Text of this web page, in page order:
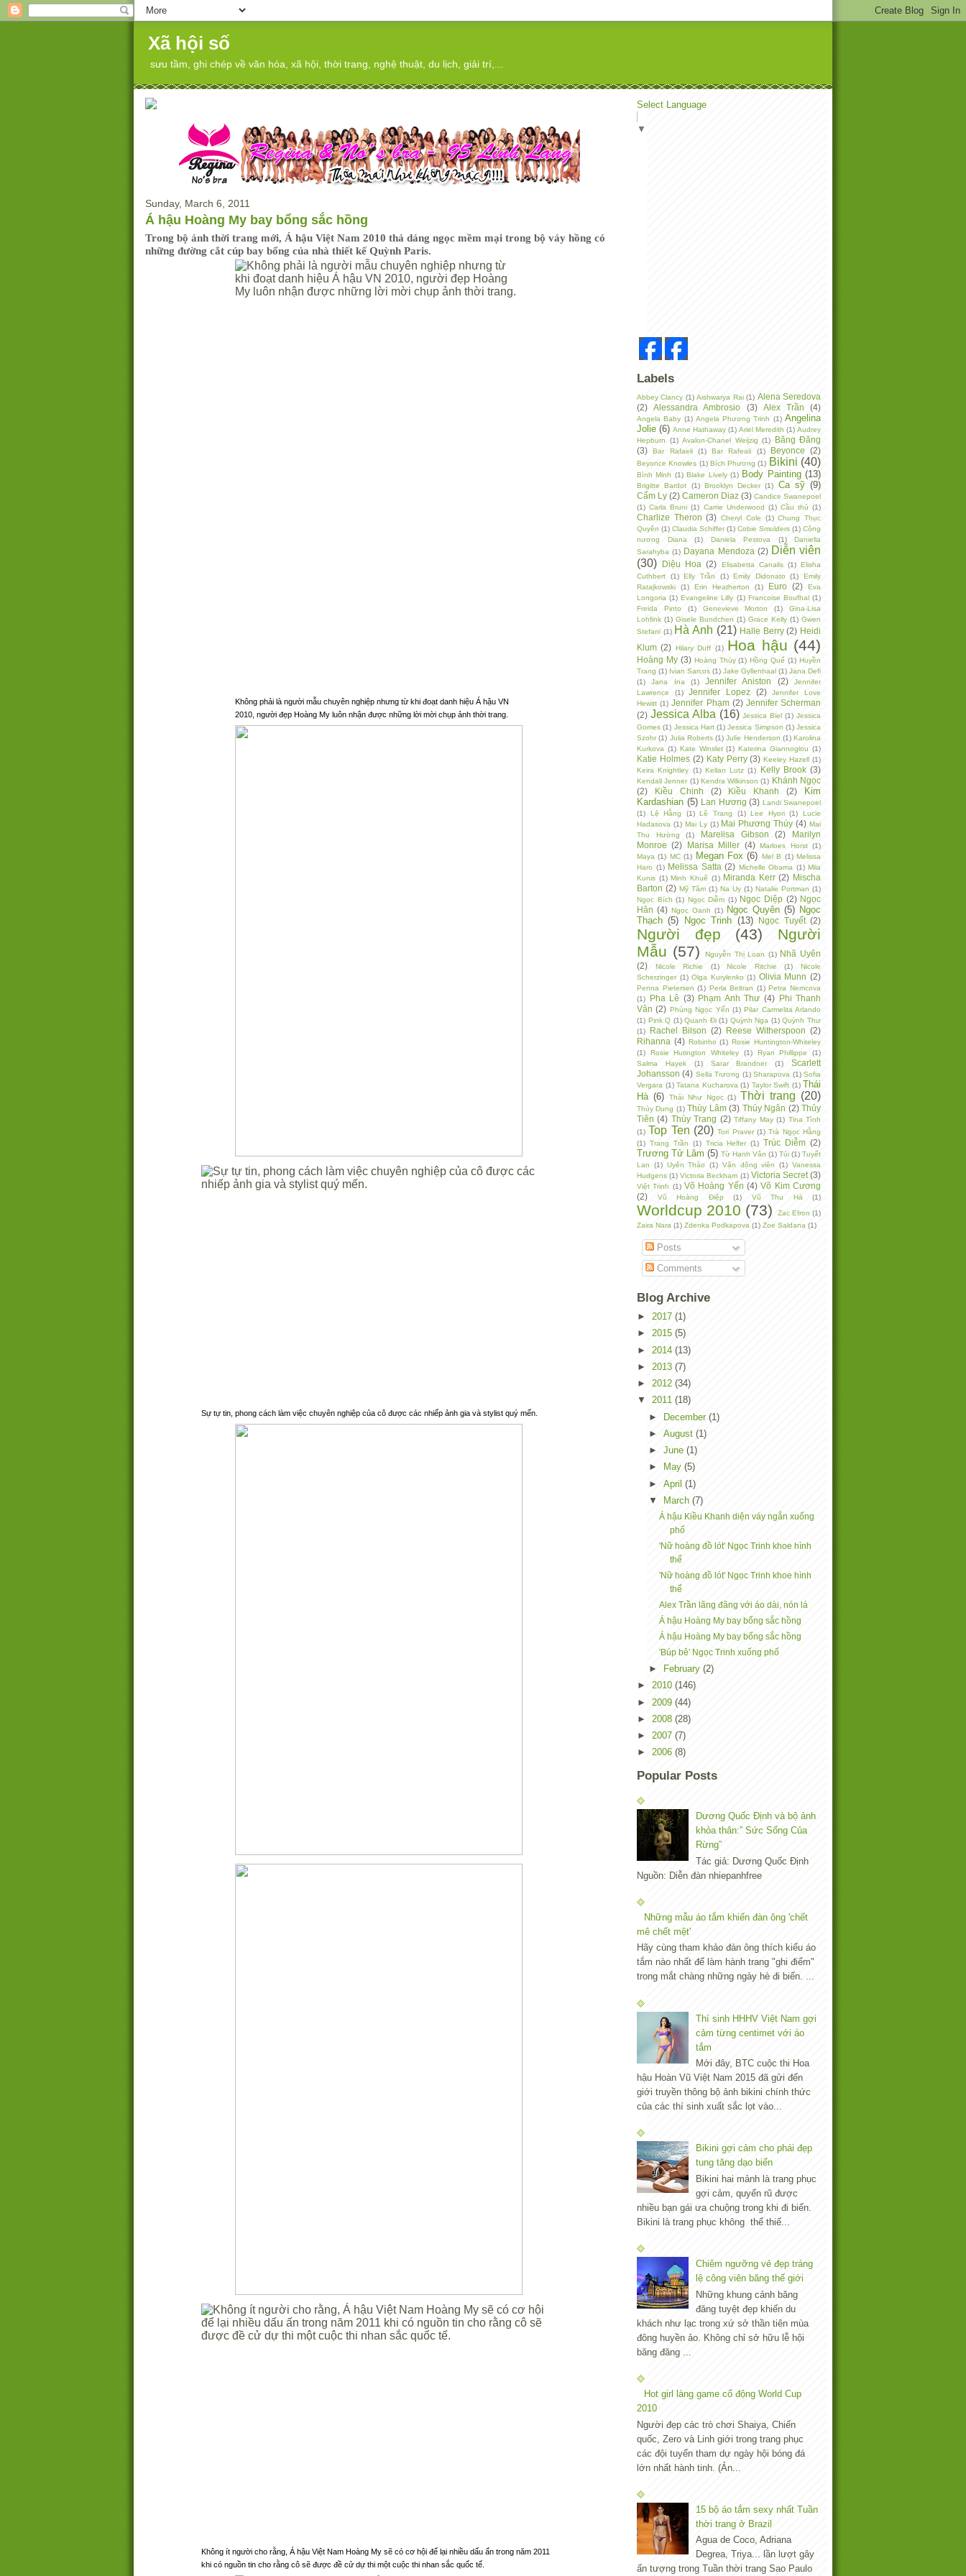
Xã hội số
sưu tầm, ghi chép về văn hóa, xã hội, thời trang, nghệ thuật, du lịch, giải trí,...
Sunday, March 6, 2011
Á hậu Hoàng My bay bổng sắc hồng
Trong bộ ảnh thời trang mới, Á hậu Việt Nam 2010 thả dáng ngọc mềm mại trong bộ váy hồng có
những đường cắt cúp bay bổng của nhà thiết kế Quỳnh Paris.
Không phải là người mẫu chuyên nghiệp nhưng từ khi đoạt danh hiệu Á hậu VN
2010, người đẹp Hoàng My luôn nhận được những lời mời chụp ảnh thời trang.
Sự tự tin, phong cách làm việc chuyên nghiệp của cô được các nhiếp ảnh gia và stylist quý mến.
Không ít người cho rằng, Á hậu Việt Nam Hoàng My sẽ có cơ hội để lại nhiều dấu ấn trong năm 2011
khi có nguồn tin cho rằng cô sẽ được đề cử dự thi một cuộc thi nhan sắc quốc tế.
Select Language
▼
Labels
Abbey Clancy (1) Aishwarya Rai (1) Alena Seredova
(2)
Alessandra Ambrosio (3) Alex Trần (4)
Angela Baby (1) Angela Phương Trinh (1) Angelina
Jolie (6) Anne Hathaway (1) Ariel Meredith (1) Audrey
Hepburn
(1) Avalon-Chanel Weijzig (1)
Băng Đăng
(3)
Bar Rafaeli (1) Bar Rafeali (1) Beyonce (2)
Beyonce Knowles (1) Bích Phương (1) Bikini (40)
Bình Minh (1) Blake Lively (1) Body Painting (13)
Brigitte Bardot (1) Brooklyn Decker (1) Ca sỹ (9)
Cẩm Ly (2) Cameron Diaz (3) Candice Swanepoel
(1) Carla Bruni (1) Carrie Underwood (1) Cầu thủ (1)
Charlize Theron (3) Cheryl Cole (1) Chung Thục
Quyên (1) Claudia Schiffer (1) Cobie Smulders (1) Công
nương Diana
(1) Daniela Pestova (1)
Daniella
Sarahyba (1) Dayana Mendoza (2) Diễn viên
(30)
Diệu Hoa (2) Elisabetta Canalis (1) Elisha
Cuthbert
(1) Elly Trần (1) Emily Didonato (1)
Emily
Ratajkowski
(1) Erin Heatherton (1) Euro (2)
Eva
Longoria (1) Evangeline Lilly (1) Francoise Boufhal (1)
Freida Pinto
(1) Genevieve Morton (1)
Gina-Lisa
Lohfink (1) Gisele Bundchen (1) Grace Kelly (1) Gwen
Stefani (1) Hà Anh (21) Halle Berry (2) Heidi
Klum (2) Hilary Duff (1) Hoa hậu (44)
Hoàng My (3) Hoàng Thùy (1) Hồng Quế (1) Huyền
Trang (1) Ivian Sarcos (1) Jake Gyllenhaal (1) Jana Defi
(1)
Jana Ina (1) Jennifer Aniston (2)
Jennifer
Lawrence
(1) Jennifer Lopez (2)
Jennifer Love
Hewitt (1) Jennifer Phạm (2) Jennifer Scherman
(2) Jessica Alba (16) Jessica Biel (1) Jessica
Gomes (1) Jessica Hart (1) Jessica Simpson (1) Jessica
Szohr (1) Julia Roberts (1) Julie Henderson (1) Karolina
Kurkova (1) Kate Winslet (1) Katerina Giannoglou (1)
Katie Holmes (2) Katy Perry (3) Keeley Hazell (1)
Keira Knightley (1) Kellan Lutz (1) Kelly Brook (3)
Kendall Jenner (1) Kendra Wilkinson (1) Khánh Ngọc
(2)
Kiều Chinh (2) Kiều Khanh (2)
Kim
Kardashian (5) Lan Hương (3) Landi Swanepoel
(1)
Lệ Hằng (1) Lê Trang (1) Lee Hyori (1)
Lucie
Hadasova (1) Mai Ly (1) Mai Phương Thúy (4) Mai
Thu Hường
(1) Marelisa Gibson (2)
Marilyn
Monroe (2) Marisa Miller (4) Marloes Horst (1)
Maya (1) MC (1) Megan Fox (6) Mel B (1) Melissa
Haro (1) Melissa Satta (2) Michelle Obama (1) Mila
Kunis (1) Minh Khuê (1) Miranda Kerr (2) Mischa
Barton (2) Mỹ Tâm (1) Na Uy (1) Natalie Portman (1)
Ngọc Bích (1) Ngọc Diễm (1) Ngọc Diệp (2) Ngọc
Hân (4) Ngọc Oanh (1) Ngọc Quyên (5) Ngọc
Thạch (5) Ngọc Trinh (13) Ngọc Tuyết (2)
Người đẹp (43)
Người
Mẫu (57) Nguyễn Thị Loan (1) Nhã Uyên
(2)
Nicole Richie (1) Nicole Ritchie (1)
Nicole
Scherzinger (1) Olga Kurylenko (1) Olivia Munn (2)
Penna Pietersen (1) Perla Beltran (1) Petra Nemcova
(1)
Pha Lê (3) Phạm Anh Thư (4) Phi Thanh
Vân (2) Phùng Ngọc Yến (1) Pilar Carmelita Arlando
(1) Pink Q (1) Quanh Đi (1) Quỳnh Nga (1) Quỳnh Thư
(1)
Rachel Bilson (2) Reese Witherspoon (2)
Rihanna (4) Robinho (1) Rosie Huntington-Whiteley
(1)
Rosie Hutington Whiteley (1) Ryan Phillippe
(1)
Salma Hayek
(1) Sarar Brandner (1)
Scarlett
Johansson (4) Sella Trương (1) Sharapova (1) Sofia
Vergara (1) Tatana Kucharova (1) Taylor Swift (1) Thái
Hà (6) Thái Như Ngọc (1) Thời trang (20)
Thùy Dung (1) Thùy Lâm (3) Thúy Ngân (2) Thủy
Tiên (4) Thùy Trang (2) Tiffany May (1) Tina Tình
(1) Top Ten (20) Tori Praver (1) Trà Ngọc Hằng
(1) Trang Trần (1) Tricia Helfer (1) Trúc Diễm (2)
Trương Tử Lâm (5) Từ Hạnh Vân (1) Túi (1) Tuyết
Lan
(1) Uyên Thảo (1) Vận động viên (1) Vanessa
Hudgens (1) Victoria Beckham (1) Victoria Secret (3)
Việt Trinh (1) Võ Hoàng Yến (4) Võ Kim Cương
(2)
Vũ Hoàng Điệp (1) Vũ Thu Hà (1)
Worldcup 2010 (73) Zac Efron (1)
Zaira Nara (1) Zdenka Podkapova (1) Zoe Saldana (1)
Posts
Comments
Blog Archive
► 2017 (1)
► 2015 (5)
► 2014 (13)
► 2013 (7)
► 2012 (34)
▼ 2011 (18)
► December (1)
► August (1)
► June (1)
►
May (5)
► April (1)
▼
March (7)
Á hậu Kiều Khanh diện váy ngắn xuống
phố
'Nữ hoàng đồ lót' Ngọc Trinh khoe hình
thể
'Nữ hoàng đồ lót' Ngọc Trinh khoe hình
thể
Alex Trần lãng đãng với áo dài, nón lá
Á hậu Hoàng My bay bổng sắc hồng
Á hậu Hoàng My bay bổng sắc hồng
'Búp bê' Ngọc Trinh xuống phố
► February (2)
► 2010 (146)
► 2009 (44)
► 2008 (28)
► 2007 (7)
► 2006 (8)
Popular Posts
Dương Quốc Định và bộ ảnh
khỏa thân:” Sức Sống Của
Rừng”
Tác giả: Dương Quốc Định
Nguồn: Diễn đàn nhiepanhfree
Những mẫu áo tắm khiến đàn ông 'chết
mê chết mệt'
Hãy cùng tham khảo đàn ông thích kiểu áo
tắm nào nhất để làm hành trang "ghi điểm"
trong mắt chàng những ngày hè đi biển. ...
Thí sinh HHHV Việt Nam gợi
cảm từng centimet với áo
tắm
Mới đây, BTC cuộc thi Hoa
hậu Hoàn Vũ Việt Nam 2015 đã gửi đến
giới truyền thông bộ ảnh bikini chính thức
của các thí sinh xuất sắc lọt vào...
Bikini gợi cảm cho phái đẹp
tung tăng dạo biển
Bikini hai mảnh là trang phục
gợi cảm, quyến rũ được
nhiều bạn gái ưa chuộng trong khi đi biển.
Bikini là trang phục không thể thiế...
Chiêm ngưỡng vẻ đẹp tráng
lệ công viên băng thế giới
Những khung cảnh băng
đăng tuyệt đẹp khiến du
khách như lạc trong xứ sở thần tiên mùa
đông huyền ảo. Không chỉ sở hữu lễ hội
băng đăng ...
Hot girl làng game cổ động World Cup
2010
Người đẹp các trò chơi Shaiya, Chiến
quốc, Zero và Linh giới trong trang phục
các đội tuyển tham dự ngày hội bóng đá
lớn nhất hành tinh. (Ản...
15 bộ áo tắm sexy nhất Tuần
thời trang ở Brazil
Agua de Coco, Adriana
Degrea, Triya... lần lượt gây
ấn tượng trong Tuần thời trang Sao Paulo